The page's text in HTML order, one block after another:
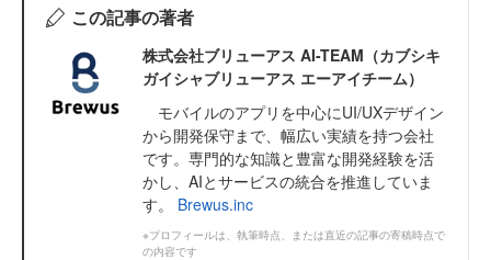
この記事の著者
株式会社ブリューアス AI-TEAM（カブシキ
ガイシャブリューアス エーアイチーム）
モバイルのアプリを中心にUI/UXデザイン
から開発保守まで、幅広い実績を持つ会社
です。専門的な知識と豊富な開発経験を活
かし、AIとサービスの統合を推進していま
す。 Brewus.inc
※プロフィールは、執筆時点、または直近の記事の寄稿時点で
の内容です